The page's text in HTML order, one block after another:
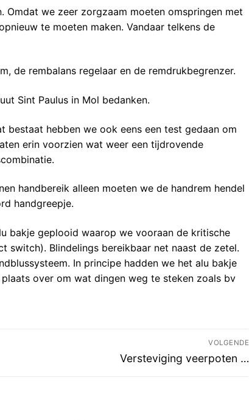
we zeer zorgzaam moeten omspringen met
te moeten maken. Vandaar telkens de
de rembalans regelaar en de remdrukbegrenzer.
Sint Paulus in Mol bedanken.
hebben we ook eens een test gedaan om
erin voorzien wat weer een tijdrovende
handbereik alleen moeten we de handrem hendel
handgreepje.
bakje geplooid waarop we vooraan de kritische
switch). Blindelings bereikbaar net naast de zetel.
In principe hadden we het alu bakje
over om wat dingen weg te steken zoals bv
VOLGENDE
Volgend
Versteviging veerpoten …